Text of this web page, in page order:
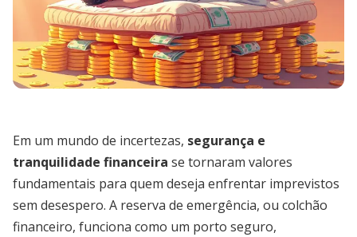
Em um mundo de incertezas, segurança e
tranquilidade financeira se tornaram valores
fundamentais para quem deseja enfrentar imprevistos
sem desespero. A reserva de emergência, ou colchão
financeiro, funciona como um porto seguro,